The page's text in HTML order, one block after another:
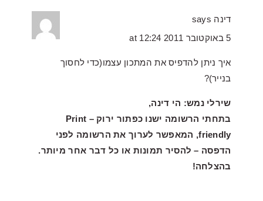
דינה says
5 באוקטובר 2011 at 12:24
איך ניתן להדפיס את המתכון עצמו(כדי לחסוך
בנייר)?
שירלי נמש: הי דינה,
בתחתי הרשומה ישנו כפתור ירוק – Print
friendly, המאפשר לערוך את הרשומה לפני
הדפסה – להסיר תמונות או כל דבר אחר מיותר.
בהצלחה!